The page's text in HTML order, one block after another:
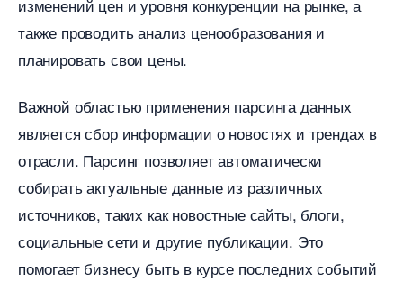
изменений цен и уровня конкуренции на рынке, а
также проводить анализ ценообразования и
планировать свои цены.​
ажной областью применения парсинга данных
является сбор информации о новостях и трендах
отрасли. Парсинг позволяет автоматически
собирать актуальные данные из различных
источников, таких как новостные сайты, блоги,
социальные сети и другие публикации.​ Это
помогает бизнесу быть в курсе последних событий